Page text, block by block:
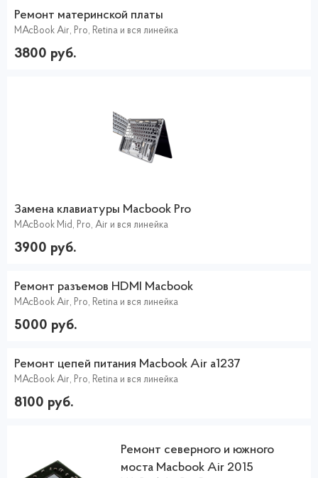
Ремонт материнской платы
MAcBook Air, Pro, Retina и вся линейка
3800 руб.
Замена клавиатуры Macbook Pro
MAcBook Mid, Pro, Air и вся линейка
3900 руб.
Ремонт разъемов HDMI Macbook
MAcBook Air, Pro, Retina и вся линейка
5000 руб.
Ремонт цепей питания Macbook Air a1237
MAcBook Air, Pro, Retina и вся линейка
8100 руб.
Ремонт северного и южного
моста Macbook Air 2015